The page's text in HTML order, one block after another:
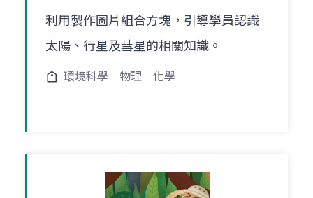
利用製作圖片組合方塊，引導學員認識
太陽、行星及彗星的相關知識。
環境科學 物理 化學